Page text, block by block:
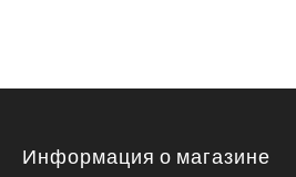
Информация о магазине